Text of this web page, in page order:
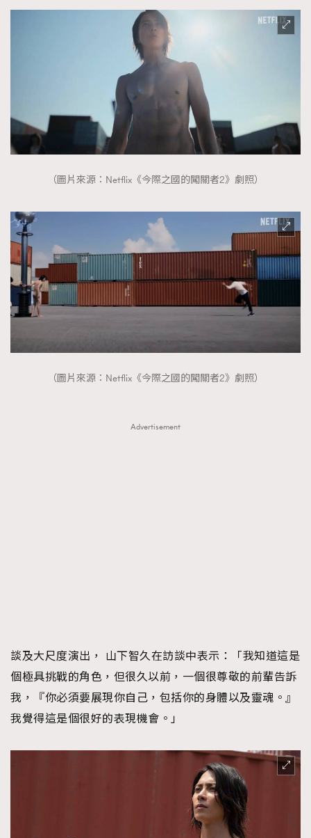
（圖片來源：Netflix《今際之國的闖關者2》劇照）
（圖片來源：Netflix《今際之國的闖關者2》劇照）
Advertisement
談及大尺度演出， 山下智久在訪談中表示：「我知道這是
個極具挑戰的角色，但很久以前，一個很尊敬的前輩告訴
我，『你必須要展現你自己，包括你的身體以及靈魂。』
我覺得這是個很好的表現機會。」